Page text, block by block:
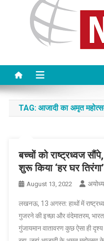
TAG: आजादी का अमृत
बच्चों को राष्ट्रध्वज
शुरू किया ‘हर घर
August 13, 2022
लखनऊ, 13 अगस्त: हाथों में
गुजरने की इच्छा और वंदेमातरम,
गुंजायमान वातावरण कुछ ऐसा ही